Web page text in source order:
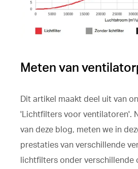
Meten van
Dit artikel maakt deel uit van
'Lichtfilters voor ventilatoren'.
van deze blog, meten we in
prestaties van verschillende
lichtfilters onder verschillende